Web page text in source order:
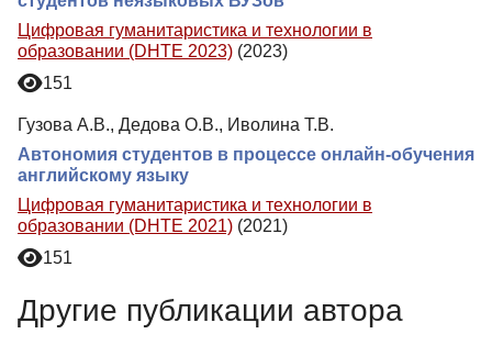
Цифровая гуманитаристика и технологии в
образовании (DHTE 2023) (2023)
151
Гузова А.В., Дедова О.В., Иволина Т.В.
Автономия студентов в процессе онлайн-обучения
английскому языку
Цифровая гуманитаристика и технологии в
образовании (DHTE 2021) (2021)
151
Другие публикации автора